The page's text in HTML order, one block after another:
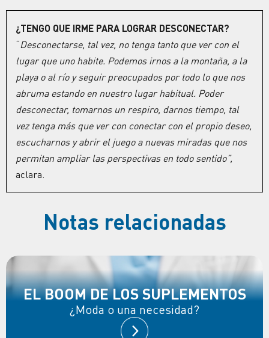
¿TENGO QUE IRME PARA LOGRAR DESCONECTAR?
“Desconectarse, tal vez, no tenga tanto que ver con el
lugar que uno habite. Podemos irnos a la montaña, a la
playa o al río y seguir preocupados por todo lo que nos
abruma estando en nuestro lugar habitual. Poder
desconectar, tomarnos un respiro, darnos tiempo, tal
vez tenga más que ver con conectar con el propio deseo,
escucharnos y abrir el juego a nuevas miradas que nos
permitan ampliar las perspectivas en todo sentido”,
aclara.
Notas relacionadas
EL BOOM DE LOS SUPLEMENTOS
¿Moda o una necesidad?